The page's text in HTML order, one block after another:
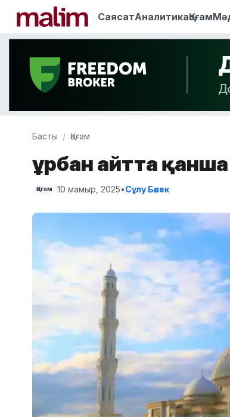
СаясатАналитикаҚоғам
Басты Қоғам
Құрбан айтта
Қоғам 10 мамыр, 2025•Сұлу Бөлек